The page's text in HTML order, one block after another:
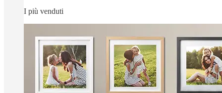
I più venduti